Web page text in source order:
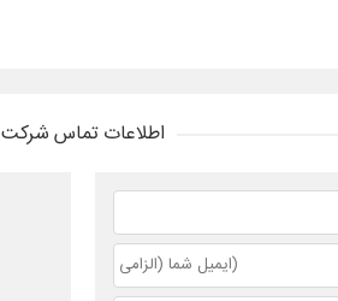
اطلاعات تماس شرکت